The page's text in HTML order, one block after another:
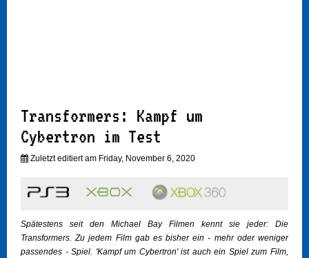
Transformers: Kampf um
Cybertron im Test
Zuletzt editiert am Friday, November 6, 2020
Spätestens seit den Michael Bay Filmen kennt sie jeder: Die
Transformers. Zu jedem Film gab es bisher ein - mehr oder weniger
passendes - Spiel. 'Kampf um Cybertron' ist auch ein Spiel zum Film,